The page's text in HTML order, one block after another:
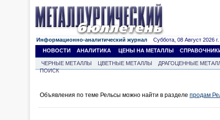
Информационно-аналитический журнал Суббота, 08 Август 2026 г.
НОВОСТИ
АНАЛИТИКА ЦЕНЫ НА МЕТАЛЛЫ
ЧЕРНЫЕ МЕТАЛЛЫ ЦВЕТНЫЕ МЕТАЛЛЫ
ДРАГОЦЕННЫЕ
ПОИСК
Объявления по теме Рельсы можно найти в разделе продам